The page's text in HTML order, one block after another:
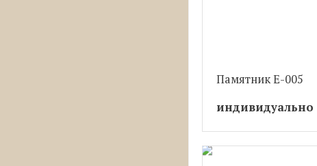
Памятник Е-005
индивидуально